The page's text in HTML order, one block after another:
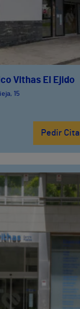
Vithas El Ejido
15
Pedir Cita